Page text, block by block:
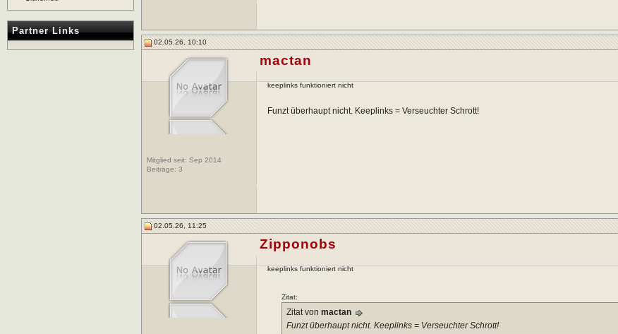
Partner Links
02.05.26, 10:10
Mitglied seit: Sep 2014
Beiträge: 3
mactan
keeplinks funktioniert nicht
Funzt überhaupt nicht. Keeplinks = Verseuchter Schrott!
02.05.26, 11:25
Zipponobs
keeplinks funktioniert nicht
Zitat:
Zitat von mactan
Funzt überhaupt nicht. Keeplinks = Verseuchter Schrott!